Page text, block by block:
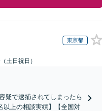
東京都
土日祝日）
疑で逮捕されてしまったら
以上の相談実績】【全国対